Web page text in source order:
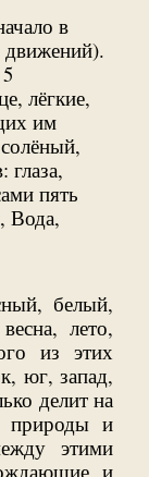
в
движений).
лёгкие,
им
глаза,
пять
Вода,
белый,
лето,
из этих
юг, запад,
делит на
природы и
этими
и